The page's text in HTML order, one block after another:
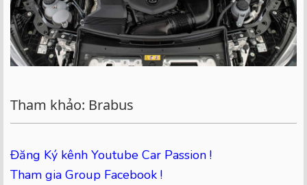
Tham khảo: Brabus
Đăng Ký kênh Youtube Car Passion !
Tham gia Group Facebook !